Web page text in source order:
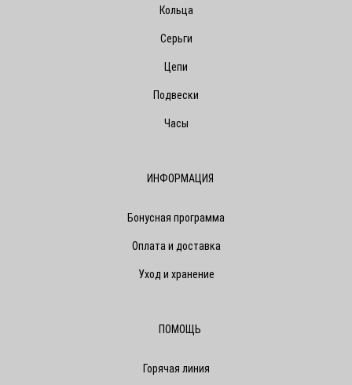
Кольца
Серьги
Цепи
Подвески
Часы
ИНФОРМАЦИЯ
Бонусная программа
Оплата и доставка
Уход и хранение
ПОМОЩЬ
Горячая линия